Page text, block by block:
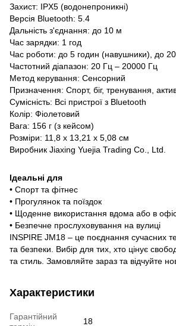
Захист: IPX5 (водонепроникні)
Версія Bluetooth: 5.4
Дальність з'єднання: до 10 м
Час зарядки: 1 год
Час роботи: до 5 годин (навушники), до
Частотний діапазон: 20 Гц – 20000 Гц
Метод керування: Сенсорний
Призначення: Спорт, біг, тренування,
Сумісність: Всі пристрої з Bluetooth
Колір: Фіолетовий
Вага: 156 г (з кейсом)
Розміри: 11,8 x 13,21 x 5,08 см
Виробник Jiaxing Yuejia Trading Co., Ltd.
Ідеальні для
• Спорт та фітнес
• Прогулянок та поїздок
• Щоденне використання вдома або в
• Безпечне прослуховування на вулиці
INSPIRE JM18 – це поєднання сучасних
та безпеки. Вибір для тих, хто цінує
та стиль. Замовляйте зараз та відчуйте
Характеристики
Гарантійний
18